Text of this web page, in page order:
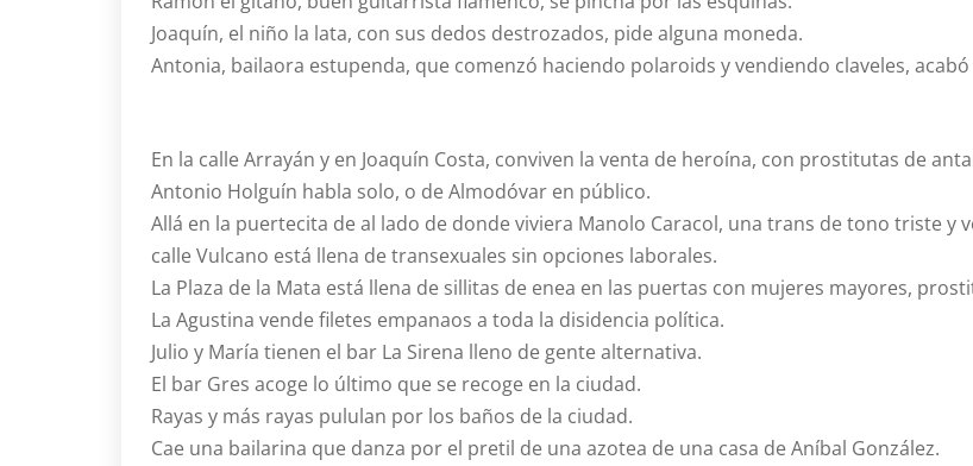
Joaquín, el niño la lata, con sus dedos destrozados, pide alguna moneda.
Antonia, bailaora estupenda, que comenzó haciendo polaroids y vendiendo claveles,
En la calle Arrayán y en Joaquín Costa, conviven la venta de heroína, con prostitutas de
Antonio Holguín habla solo, o de Almodóvar en público.
Allá en la puertecita de al lado de donde viviera Manolo Caracol, una trans de tono triste y
calle Vulcano está llena de transexuales sin opciones laborales.
La Plaza de la Mata está llena de sillitas de enea en las puertas con mujeres mayores,
La Agustina vende filetes empanaos a toda la disidencia política.
Julio y María tienen el bar La Sirena lleno de gente alternativa.
El bar Gres acoge lo último que se recoge en la ciudad.
Rayas y más rayas pululan por los baños de la ciudad.
Cae una bailarina que danza por el pretil de una azotea de una casa de Aníbal González.